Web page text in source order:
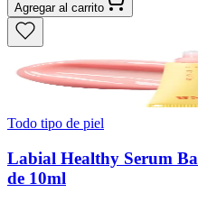
Agregar al carrito
Todo tipo de piel
Labial Healthy Serum
de 10ml